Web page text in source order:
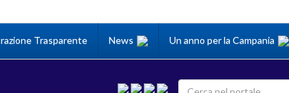
Trasparente News Un anno per la Campania